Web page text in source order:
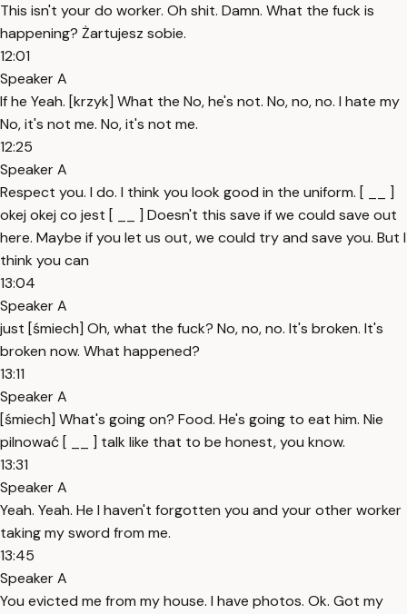
This isn't your do worker. Oh shit. Damn. What the fuck is
happening? Żartujesz sobie.
12:01
Speaker A
If he Yeah. [krzyk] What the No, he's not. No, no, no. I hate my
No, it's not me. No, it's not me.
12:25
Speaker A
Respect you. I do. I think you look good in the uniform. [ __ ]
okej okej co jest [ __ ] Doesn't this save if we could save out
here. Maybe if you let us out, we could try and save you. But I
think you can
13:04
Speaker A
just [śmiech] Oh, what the fuck? No, no, no. It's broken. It's
broken now. What happened?
13:11
Speaker A
[śmiech] What's going on? Food. He's going to eat him. Nie
pilnować [ __ ] talk like that to be honest, you know.
13:31
Speaker A
Yeah. Yeah. He I haven't forgotten you and your other worker
taking my sword from me.
13:45
Speaker A
You evicted me from my house. I have photos. Ok. Got my